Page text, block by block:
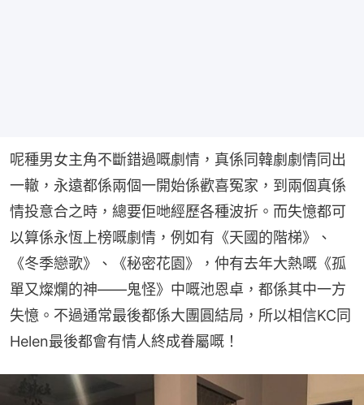
呢種男女主角不斷錯過嘅劇情，真係同韓劇劇情同出
一轍，永遠都係兩個一開始係歡喜冤家，到兩個真係
情投意合之時，總要佢哋經歷各種波折。而失憶都可
以算係永恆上榜嘅劇情，例如有《天國的階梯》、
《冬季戀歌》、《秘密花園》，仲有去年大熱嘅《孤
單又燦爛的神——鬼怪》中嘅池恩卓，都係其中一方
失憶。不過通常最後都係大團圓結局，所以相信KC同
Helen最後都會有情人終成眷屬嘅！